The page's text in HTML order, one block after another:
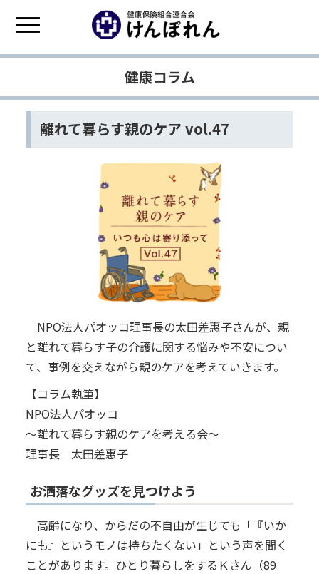
健康コラム
離れて暮らす親のケア vol.47
NPO法人パオッコ理事長の太田差惠子さんが、親
と離れて暮らす子の介護に関する悩みや不安につい
て、事例を交えながら親のケアを考えていきます。
【コラム執筆】
NPO法人パオッコ
～離れて暮らす親のケアを考える会～
理事長 太田差惠子
お洒落なグッズを見つけよう
高齢になり、からだの不自由が生じても「『いか
にも』というモノは持ちたくない」という声を聞く
ことがあります。ひとり暮らしをするＫさん（89